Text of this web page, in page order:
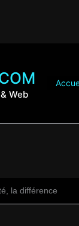
Web
la différence